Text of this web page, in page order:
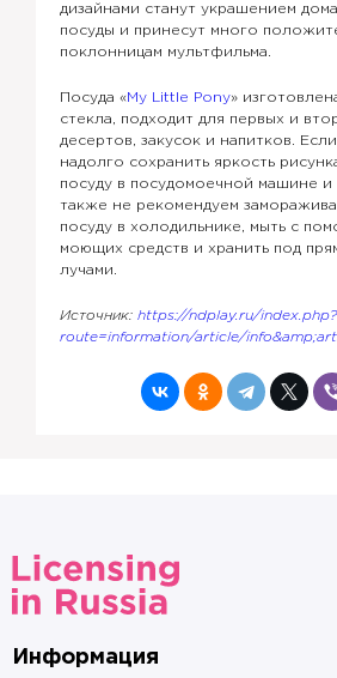
дизайнами станут украшением
посуды и принесут много
поклонницам мультфильма.
Посуда «My Little Pony»
стекла, подходит для первых и
десертов, закусок и напитков.
надолго сохранить яркость
посуду в посудомоечной машине
также не рекомендуем
посуду в холодильнике, мыть с
моющих средств и хранить под
лучами.
Источник: https://ndplay.ru/index.php?
route=information/article/
Информация